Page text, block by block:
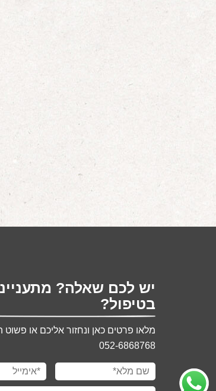
יש לכם שאלה?
בטיפול?
מלאו פרטים כאן ונחזור אליכם או פשוט
052-6868768